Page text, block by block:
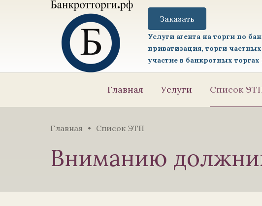
Имущество
с
торгов
logo
Заказать
Услуги агента на торги по
приватизация, торги
участие в банкротных
Главная Услуги Список
Главная Список ЭТП
Вниманию